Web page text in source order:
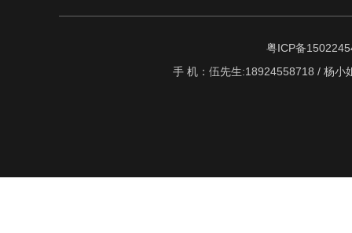
粤ICP备
手 机：伍先生:18924558718 / 杨